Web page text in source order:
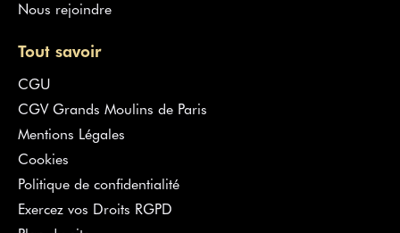
Nous rejoindre
Tout savoir
CGU
CGV Grands Moulins de Paris
Mentions Légales
Cookies
Politique de confidentialité
Exercez vos Droits RGPD